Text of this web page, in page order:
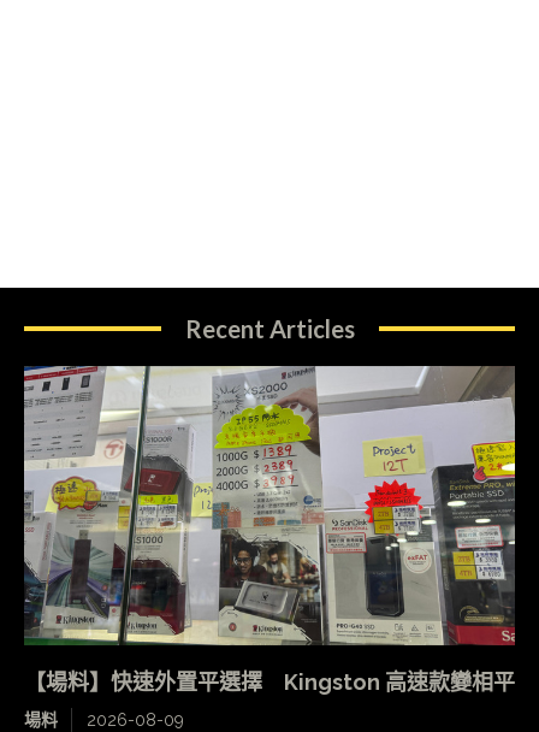
Recent Articles
【場料】快速外置平選擇 Kingston 高速款變相平
場料 2026-08-09